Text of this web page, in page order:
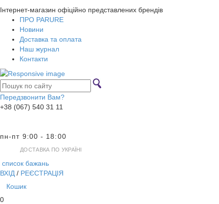
Інтернет-магазин офіційно представлених брендів
ПРО PARURE
Новини
Доставка та оплата
Наш журнал
Контакти
Передзвонити Вам?
+38 (067) 540 31 11
пн-пт 9:00 - 18:00
ДОСТАВКА ПО УКРАЇНІ
список бажань
ВХІД / РЕЄСТРАЦІЯ
Кошик
0